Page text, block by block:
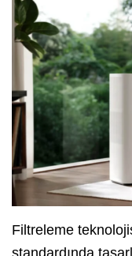
Filtreleme